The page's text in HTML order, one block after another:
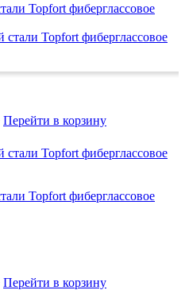
Topfort фиберглассовое
Перейти в корзину
Topfort фиберглассовое
Перейти в корзину